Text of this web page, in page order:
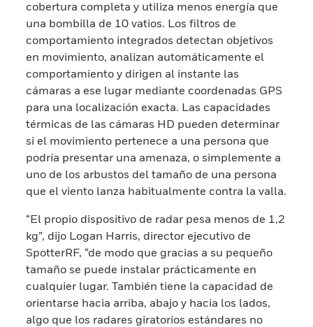
cobertura completa y utiliza menos energía que
una bombilla de 10 vatios. Los filtros de
comportamiento integrados detectan objetivos
en movimiento, analizan automáticamente el
comportamiento y dirigen al instante las
cámaras a ese lugar mediante coordenadas GPS
para una localización exacta. Las capacidades
térmicas de las cámaras HD pueden determinar
si el movimiento pertenece a una persona que
podría presentar una amenaza, o simplemente a
uno de los arbustos del tamaño de una persona
que el viento lanza habitualmente contra la valla.
“El propio dispositivo de radar pesa menos de 1,2
kg”, dijo Logan Harris, director ejecutivo de
SpotterRF, “de modo que gracias a su pequeño
tamaño se puede instalar prácticamente en
cualquier lugar. También tiene la capacidad de
orientarse hacia arriba, abajo y hacia los lados,
algo que los radares giratorios estándares no